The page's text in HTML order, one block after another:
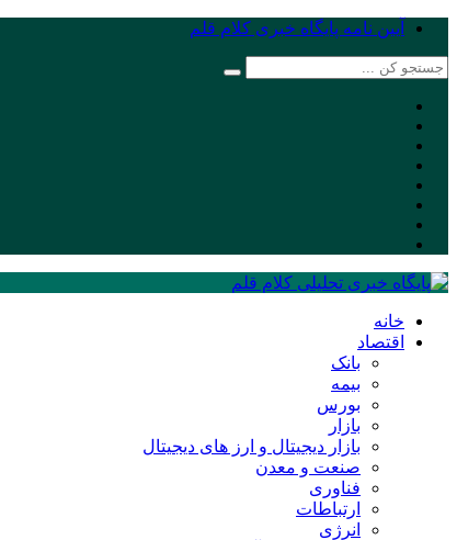
آیین نامه پایگاه خبری کلام قلم
خانه
اقتصاد
بانک
بیمه
بورس
بازار
بازار دیجیتال و ارز های دیجیتال
صنعت و معدن
فناوری
ارتباطات
انرژی